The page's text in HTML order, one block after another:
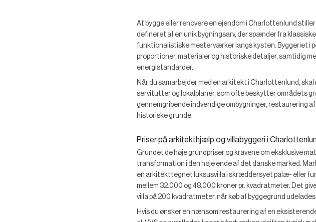
At bygge eller renovere en ejendom i Charlottenlund
defineret af en unik bygningsarv, der spænder fra
funktionalistiske mesterværker langs kysten. Byggeriet i
proportioner, materialer og historiske detaljer, samtidig
energistandarder.
Når du samarbejder med en arkitekt i Charlottenlund,
servitutter og lokalplaner, som ofte beskytter områdets
gennemgribende indvendige ombygninger, restaurering
historiske grunde.
Priser på arkitekthjælp og villabyggeri i
Grundet de høje grundpriser og kravene om eksklusive
transformation i den høje ende af det danske marked.
en arkitekttegnet luksusvilla i skræddersyet palæ- eller
mellem 32.000 og 48.000 kroner pr. kvadratmeter. Det
villa på 200 kvadratmeter, når køb af byggegrund udelades.
Hvis du ønsker en nænsom restaurering af en